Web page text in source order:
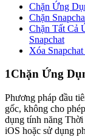
Chặn Ứng
Chặn
Chặn Tất Cả
Snapchat
Xóa
1Chặn Ứng
Phương pháp đầu
gốc, không cho
dụng tính năng
iOS hoặc sử dụng